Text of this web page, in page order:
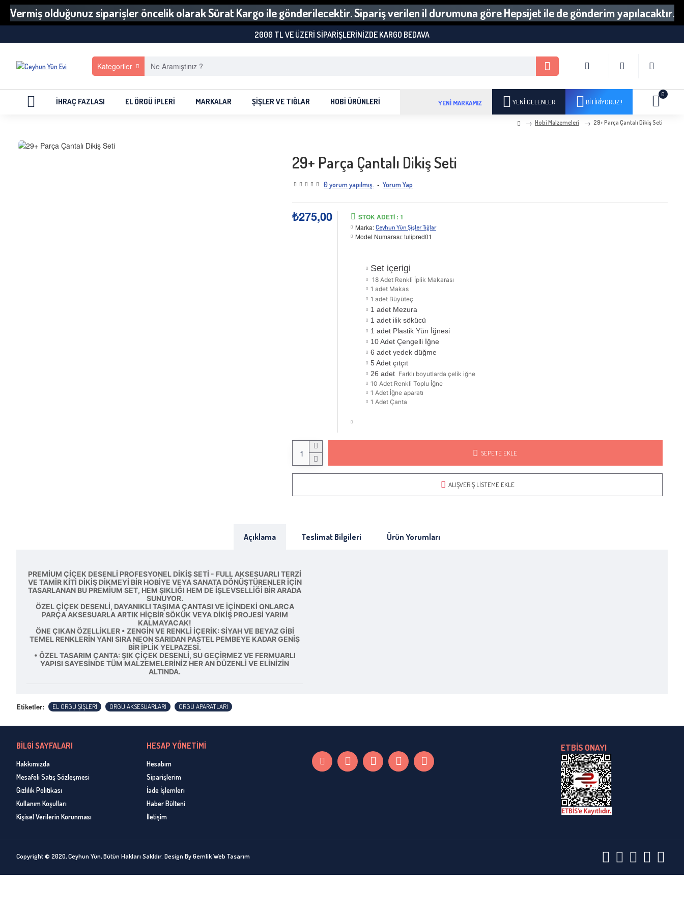
Vermiş olduğunuz siparişler öncelik olarak Sürat Kargo ile gönderilecektir. Sipariş verilen il durumuna göre Hepsijet ile de gönderim yapılacaktır.
2000 TL VE ÜZERI SIPARIŞLERINIZDE KARGO BEDAVA
Kategoriler
İHRAÇ FAZLASI EL ÖRGÜ İPLERI MARKALAR ŞIŞLER VE TIĞLAR HOBI ÜRÜNLERI YENİ MARKAMIZ YENI GELENLER BITIRIYORUZ !
0
Hobi Malzemeleri 29+ Parça Çantalı Dikiş Seti
29+ Parça Çantalı Dikiş Seti
0 yorum yapılmış. - Yorum Yap
₺275,00 STOK ADETI : 1
Marka: Ceyhun Yün Şişler Tığlar
Model Numarası:tulipred01
Set içerigi
18 Adet Renkli İplik Makarası
1 adet Makas
1 adet Büyüteç
1 adet Mezura
1 adet ilik sökücü
1 adet Plastik Yün İğnesi
10 Adet Çengelli İğne
6 adet yedek düğme
5 Adet çıtçıt
26 adet Farklı boyutlarda çelik iğne
10 Adet Renkli Toplu İğne
1 Adet İğne aparatı
1 Adet Çanta
SEPETE EKLE
ALIŞVERIŞ LISTEME EKLE
Açıklama Teslimat Bilgileri Ürün Yorumları
PREMIUM ÇIÇEK DESENLI PROFESYONEL DIKIŞ SETI - FULL AKSESUARLI TERZI
VE TAMIR KITI DIKIŞ DIKMEYI BIR HOBIYE VEYA SANATA DÖNÜŞTÜRENLER IÇIN
TASARLANAN BU PREMIUM SET, HEM ŞIKLIĞI HEM DE IŞLEVSELLIĞI BIR ARADA
SUNUYOR.
ÖZEL ÇIÇEK DESENLI, DAYANIKLI TAŞIMA ÇANTASI VE IÇINDEKI ONLARCA
PARÇA AKSESUARLA ARTIK HIÇBIR SÖKÜK VEYA DIKIŞ PROJESI YARIM
KALMAYACAK!
ÖNE ÇIKAN ÖZELLIKLER • ZENGIN VE RENKLI İÇERIK: SIYAH VE BEYAZ GIBI
TEMEL RENKLERIN YANI SIRA NEON SARIDAN PASTEL PEMBEYE KADAR GENIŞ
BIR IPLIK YELPAZESI.
• ÖZEL TASARIM ÇANTA: ŞIK ÇIÇEK DESENLI, SU GEÇIRMEZ VE FERMUARLI
YAPISI SAYESINDE TÜM MALZEMELERINIZ HER AN DÜZENLI VE ELINIZIN
ALTINDA.
Etiketler: EL ÖRGÜ ŞİŞLERİ ÖRGÜ AKSESUARLARI ÖRGÜ APARATLARI
BİLGİ SAYFALARI
Hakkımızda
Mesafeli Satış Sözleşmesi
Gizlilik Politikası
Kullanım Koşulları
Kişisel Verilerin Korunması
HESAP YÖNETİMİ
Hesabım
Siparişlerim
İade İşlemleri
Haber Bülteni
İletişim
ETBİS ONAYI
Copyright © 2020, Ceyhun Yün, Bütün Hakları Sakldır. Design By Gemlik Web Tasarım